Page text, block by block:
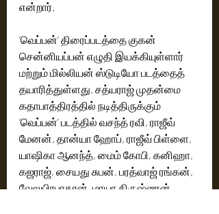
என்றார்.
’வெப்பன்’ திரைப்படத்தை குகன்
சென்னியப்பன் எழுதி இயக்கியுள்ளார்
மற்றும் மில்லியன் ஸ்டுடியோ படத்தைத்
தயாரித்துள்ளது. சத்யராஜ் முதன்மை
கதாபாத்திரத்தில் நடித்திருக்கும்
‘வெப்பன்’ படத்தில் வசந்த் ரவி, ராஜீவ்
மேனன், தான்யா ஹோப், ராஜீவ் பிள்ளை,
யாஷிகா ஆனந்த், மைம் கோபி, கனிஹா,
கஜராஜ், சையது சுபன், பரத்வாஜ் ரங்கன்,
வேலுபிரபாகரன், மாயா கிருஷ்ணன்,